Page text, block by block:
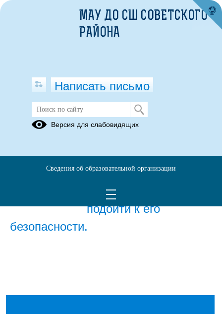
Публикации за 17.12.2025
Новое устройство -
отличный подарок,
главное правильно
подойти к его
безопасности.
МАУ ДО СШ СОВЕТСКОГО
РАЙОНА
Написать письмо
Версия для слабовидящих
Сведения об образовательной организации